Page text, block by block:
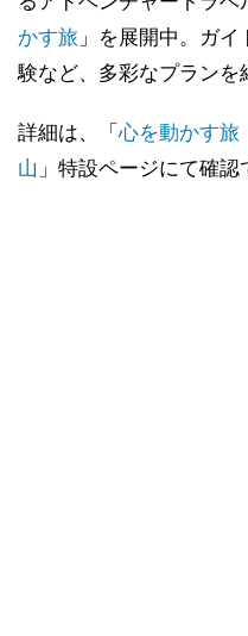
かす旅 」を展開中。ガ
験など、多彩なプランを
詳細は、「心を動かす
山 」特設ページにて確認